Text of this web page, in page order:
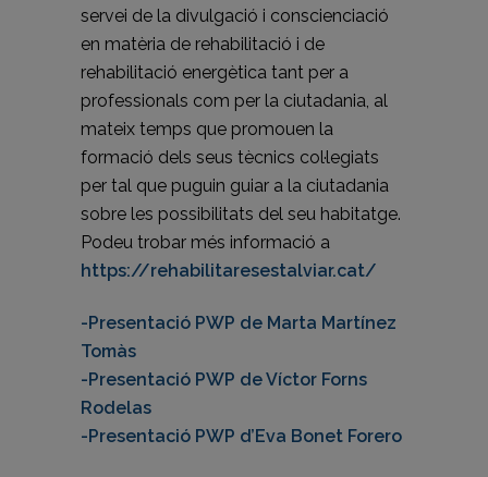
servei de la divulgació i conscienciació
en matèria de rehabilitació i de
rehabilitació energètica tant per a
professionals com per la ciutadania, al
mateix temps que promouen la
formació dels seus tècnics col·legiats
per tal que puguin guiar a la ciutadania
sobre les possibilitats del seu habitatge.
Podeu trobar més informació a
https://rehabilitaresestalviar.cat/
-Presentació PWP de Marta Martínez
Tomàs
-Presentació PWP de Víctor Forns
Rodelas
-Presentació PWP d’Eva Bonet Forero